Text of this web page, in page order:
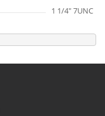
1 1/4" 7UNC